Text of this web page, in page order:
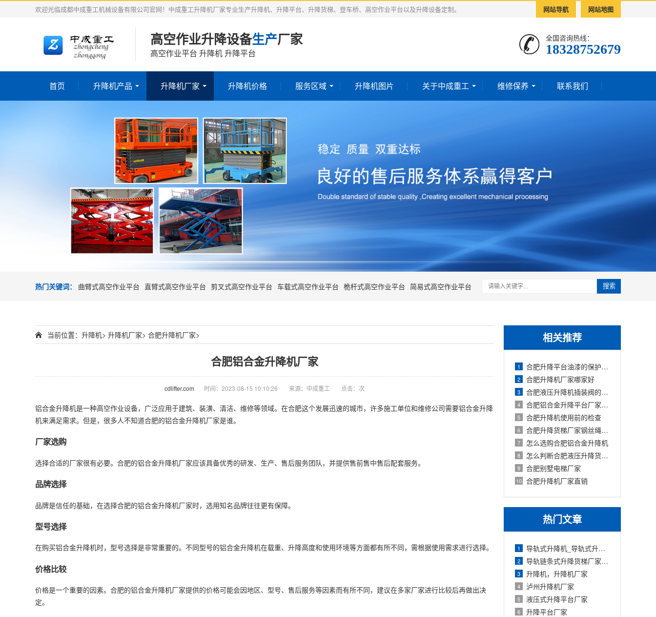
网站导航 网站地图
欢迎光临成都中成重工机械设备有限公司官网！中成重工升降机厂家专业生产升降机、升降平台、升降货梯、登车桥、高空作业平台以及升降设备定制。
高空作业升降设备生产厂家
高空作业平台 升降机 升降平台
全国咨询热线：
18328752679‬
首页 升降机产品 升降机厂家 升降机价格 服务区域 升降机图片 关于中成重工 维修保养 联系我们
热门关键词： 曲臂式高空作业平台 直臂式高空作业平台 剪叉式高空作业平台 车载式高空作业平台 桅杆式高空作业平台 简易式高空作业平台 搜索
相关推荐
1 合肥升降平台油漆的保护工作
2 合肥升降机厂家哪家好
3 合肥液压升降机插装阀的优点
4 合肥铝合金升降平台厂家如何排除故障
5 合肥升降机使用前的检查
6 合肥升降货梯厂家钢丝绳维护
7 怎么选购合肥铝合金升降机
8 怎么判断合肥液压升降货梯载重量
9 合肥别墅电梯厂家
10 合肥升降机厂家直销
热门文章
1 导轨式升降机_导轨式升降平台厂家
2 导轨链条式升降货梯厂家定制
3 升降机，升降机厂家
4 泸州升降机厂家
5 液压式升降平台厂家
6 升降平台厂家
当前位置： 升降机> 升降机厂家> 合肥升降机厂家>
合肥铝合金升降机厂家
cdlifter.com 时间：2023-08-15 10:10:26 来源：中成重工 点击： 次
铝合金升降机是一种高空作业设备，广泛应用于建筑、装潢、清洁、维修等领域。在合肥这个发展迅速的城市，许多施工单位和维修公司需要铝合金升降
机来满足需求。但是，很多人不知道合肥的铝合金升降机厂家是谁。
厂家选购
选择合适的厂家很有必要。合肥的铝合金升降机厂家应该具备优秀的研发、生产、售后服务团队，并提供售前售中售后配套服务。
品牌选择
品牌是信任的基础，在选择合肥的铝合金升降机厂家时，选用知名品牌往往更有保障。
型号选择
在购买铝合金升降机时，型号选择是非常重要的。不同型号的铝合金升降机在载重、升降高度和使用环境等方面都有所不同，需根据使用需求进行选择。
价格比较
价格是一个重要的因素。合肥的铝合金升降机厂家提供的价格可能会因地区、型号、售后服务等因素而有所不同，建议在多家厂家进行比较后再做出决
定。